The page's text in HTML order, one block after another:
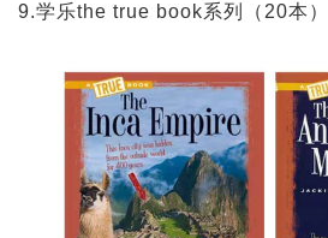
9.学乐the true book系列（20本）